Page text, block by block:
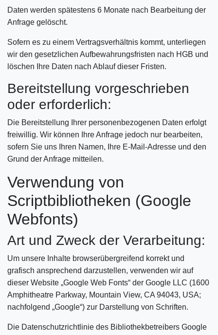
Daten werden spätestens 6 Monate nach Bearbeitung der
Anfrage gelöscht.
Sofern es zu einem Vertragsverhältnis kommt, unterliegen
wir den gesetzlichen Aufbewahrungsfristen nach HGB und
löschen Ihre Daten nach Ablauf dieser Fristen.
Bereitstellung vorgeschrieben
oder erforderlich:
Die Bereitstellung Ihrer personenbezogenen Daten erfolgt
freiwillig. Wir können Ihre Anfrage jedoch nur bearbeiten,
sofern Sie uns Ihren Namen, Ihre E-Mail-Adresse und den
Grund der Anfrage mitteilen.
Verwendung von
Scriptbibliotheken (Google
Webfonts)
Art und Zweck der Verarbeitung:
Um unsere Inhalte browserübergreifend korrekt und
grafisch ansprechend darzustellen, verwenden wir auf
dieser Website „Google Web Fonts“ der Google LLC (1600
Amphitheatre Parkway, Mountain View, CA 94043, USA;
nachfolgend „Google“) zur Darstellung von Schriften.
Die Datenschutzrichtlinie des Bibliothekbetreibers Google